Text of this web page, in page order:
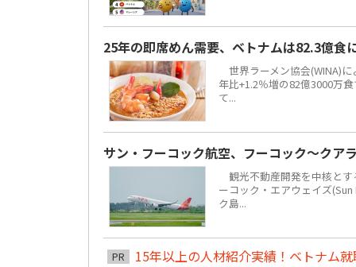
25年の即席めん需要、ベトナムは82.3億
世界ラーメン協会(WINA)
年比+1.2％増の82億3000万
て...
サン・フーコック航空、フーコック～クア
観光不動産開発を中核とす
ーコック・エアウェイズ
ク島...
PR 15年以上の人材紹介実績！ベトナム